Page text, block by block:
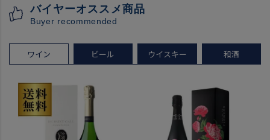
バイヤーオススメ商品
Buyer recommended
ワイン ビール ウイスキー 和酒